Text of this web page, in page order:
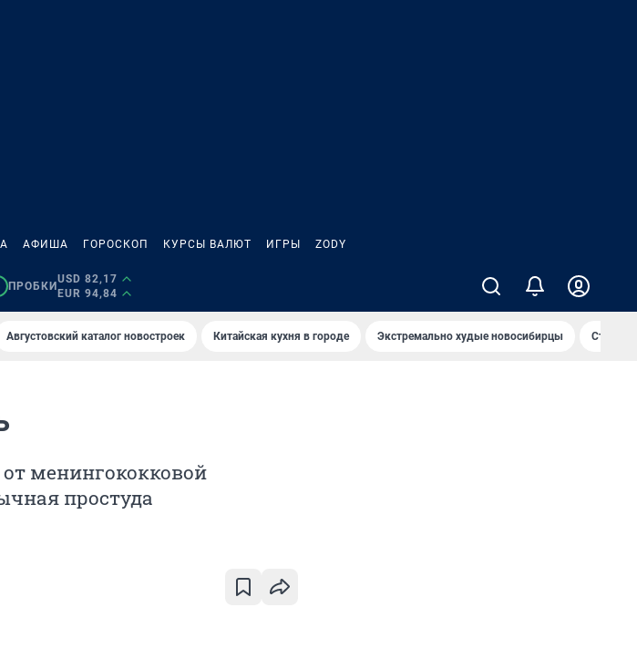
АФИША ГОРОСКОП КУРСЫ ВАЛЮТ ИГРЫ ZODY
ПРОБКИ
USD 82,17
EUR 94,84
Августовский каталог новостроек Китайская кухня в городе Экстремально худые новосибирцы Старт
менингококковой
простуда